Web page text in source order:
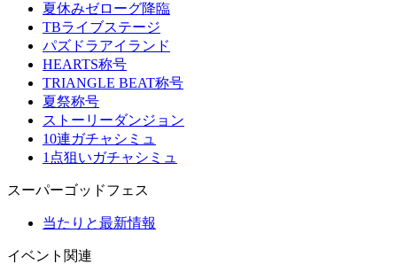
夏休みゼローグ降臨
TBライブステージ
パズドラアイランド
HEARTS称号
TRIANGLE BEAT称号
夏祭称号
ストーリーダンジョン
10連ガチャシミュ
1点狙いガチャシミュ
スーパーゴッドフェス
当たりと最新情報
イベント関連